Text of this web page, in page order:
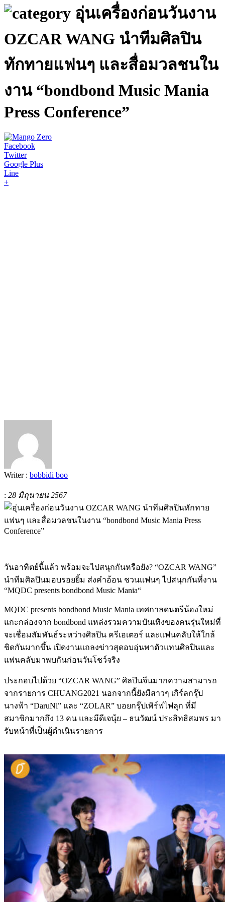
อุ่นเครื่องก่อนวันงาน
OZCAR WANG นำทีมศิลปิน
ทักทายแฟนๆ และสื่อมวลชนใน
งาน “bondbond Music Mania
Press Conference”
Facebook
Twitter
Google Plus
Line
+
Writer : bobbidi boo
: 28 มิถุนายน 2567
วันอาทิตย์นี้แล้ว พร้อมจะไปสนุกกันหรือยัง? “OZCAR WANG”
นำทีมศิลปินมอบรอยยิ้ม ส่งคำอ้อน ชวนแฟนๆ ไปสนุกกันที่งาน
“MQDC presents bondbond Music Mania“
MQDC presents bondbond Music Mania เทศกาลดนตรีน้องใหม่
แกะกล่องจาก bondbond แหล่งรวมความบันเทิงของคนรุ่นใหม่ที่
จะเชื่อมสัมพันธ์ระหว่างศิลปิน ครีเอเตอร์ และแฟนคลับให้ใกล้
ชิดกันมากขึ้น เปิดงานแถลงข่าวสุดอบอุ่นพาตัวแทนศิลปินและ
แฟนคลับมาพบกันก่อนวันโชว์จริง
ประกอบไปด้วย “OZCAR WANG” ศิลปินจีนมากความสามารถ
จากรายการ CHUANG2021 นอกจากนี้ยังมีสาวๆ เกิร์ลกรุ๊ป
นางฟ้า “DaruNi” และ “ZOLAR” บอยกรุ๊ปเพิร์ฟไฟลุก ที่มี
สมาชิกมากถึง 13 คน และมีดีเจนุ้ย – ธนวัฒน์ ประสิทธิสมพร มา
รับหน้าที่เป็นผู้ดำเนินรายการ